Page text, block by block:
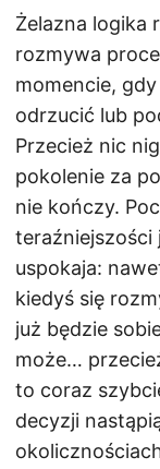
Żelazna logika
rozmywa
momencie,
odrzucić lub
Przecież nic
pokolenie za
nie kończy.
teraźniejszości
uspokaja:
kiedyś się
już będzie
może…
to coraz
decyzji